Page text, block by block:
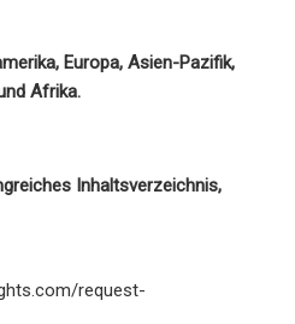
Europa, Asien-Pazifik,
Afrika.
Inhaltsverzeichnis,
request-